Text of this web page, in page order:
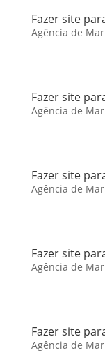
Fazer site
Agência de
Fazer site
Agência de
Fazer site
Agência de
Fazer site
Agência de
Fazer site
Agência de